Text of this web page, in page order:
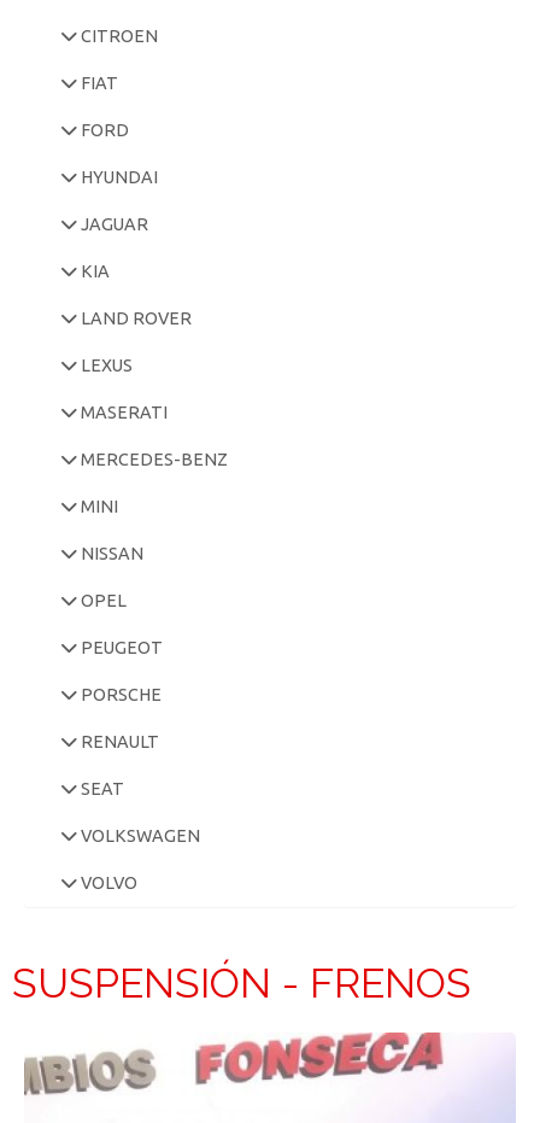
CITROEN
FIAT
FORD
HYUNDAI
JAGUAR
KIA
LAND ROVER
LEXUS
MASERATI
MERCEDES-BENZ
MINI
NISSAN
OPEL
PEUGEOT
PORSCHE
RENAULT
SEAT
VOLKSWAGEN
VOLVO
SUSPENSIÓN - FRENOS